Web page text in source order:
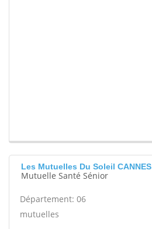
Les Mutuelles Du Soleil CANNES
Mutuelle Santé Sénior
Département: 06
mutuelles